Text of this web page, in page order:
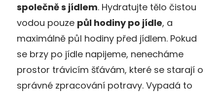
společně s jídlem. Hydratujte tělo čistou
vodou pouze půl hodiny po jídle, a
maximálně půl hodiny před jídlem. Pokud
se brzy po jídle napijeme, nenecháme
prostor trávicím šťávám, které se starají o
správné zpracování potravy. Vypadá to